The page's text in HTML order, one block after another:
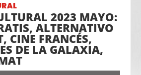
2023 MAYO:
ALTERNATIVO
CINE FRANCÉS,
DE LA GALAXIA,